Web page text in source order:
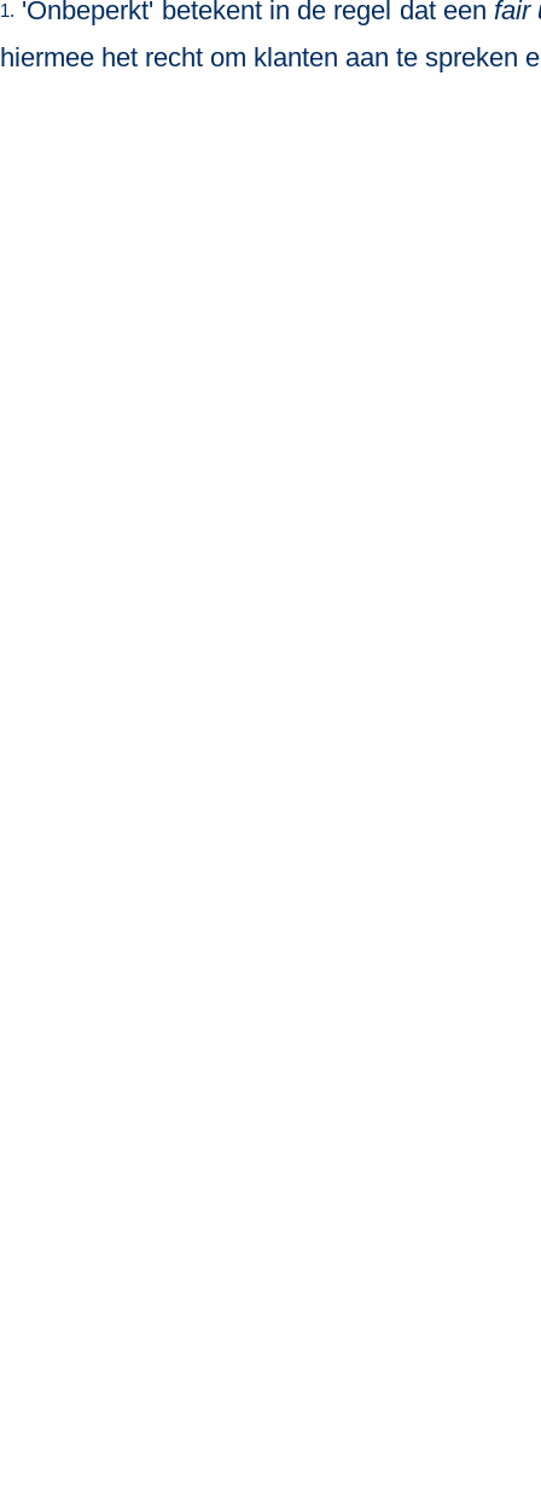
1. 'Onbeperkt' betekent in de regel dat een fair
hiermee het recht om klanten aan te spreken